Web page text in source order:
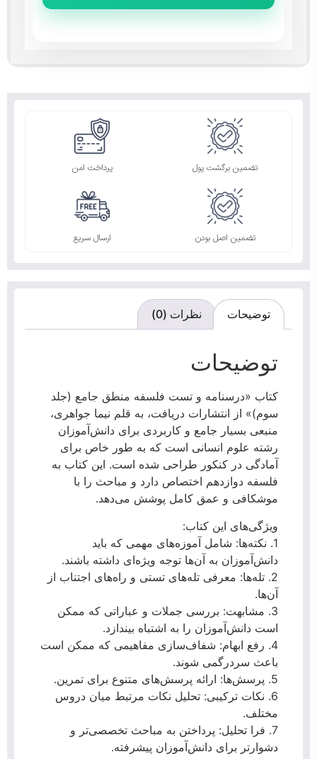
تضمین برگشت پول پرداخت امن
تضمین اصل بودن ارسال سریع
توضیحات نظرات (0)
توضیحات
کتاب «درسنامه و تست فلسفه منطق جامع (جلد
سوم)» از انتشارات دریافت، به قلم نیما جواهری،
منبعی بسیار جامع و کاربردی برای دانش‌آموزان
رشته علوم انسانی است که به طور خاص برای
آمادگی در کنکور طراحی شده است. این کتاب به
فلسفه دوازدهم اختصاص دارد و مباحث را با
موشکافی و عمق کامل پوشش می‌دهد.
ویژگی‌های این کتاب:
1. نکته‌ها: شامل آموزه‌های مهمی که باید
دانش‌آموزان به آن‌ها توجه ویژه‌ای داشته باشند.
2. تله‌ها: معرفی تله‌های تستی و راه‌های اجتناب از
آن‌ها.
3. مشابهت: بررسی جملات و عباراتی که ممکن
است دانش‌آموزان را به اشتباه بیندازد.
4. رفع ابهام: شفاف‌سازی مفاهیمی که ممکن است
باعث سردرگمی شوند.
5. پرسش‌ها: ارائه پرسش‌های متنوع برای تمرین.
6. نکات ترکیبی: تحلیل نکات مرتبط میان دروس
مختلف.
7. فرا تحلیل: پرداختن به مباحث تخصصی‌تر و
دشوارتر برای دانش‌آموزان پیشرفته.